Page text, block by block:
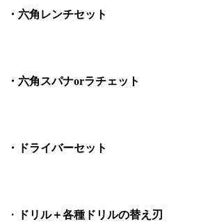
・六角レンチセット
・六角スパナorラチェット
・ドライバーセット
・ ドリル＋各種ドリルの替え刃